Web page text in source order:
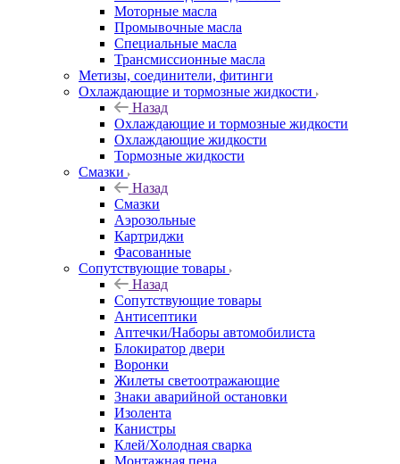
Моторные масла
Промывочные масла
Специальные масла
Трансмиссионные масла
Метизы, соединители, фитинги
Охлаждающие и тормозные жидкости
Назад
Охлаждающие и тормозные жидкости
Охлаждающие жидкости
Тормозные жидкости
Смазки
Назад
Смазки
Аэрозольные
Картриджи
Фасованные
Сопутствующие товары
Назад
Сопутствующие товары
Антисептики
Аптечки/Наборы автомобилиста
Блокиратор двери
Воронки
Жилеты светоотражающие
Знаки аварийной остановки
Изолента
Канистры
Клей/Холодная сварка
Монтажная пена